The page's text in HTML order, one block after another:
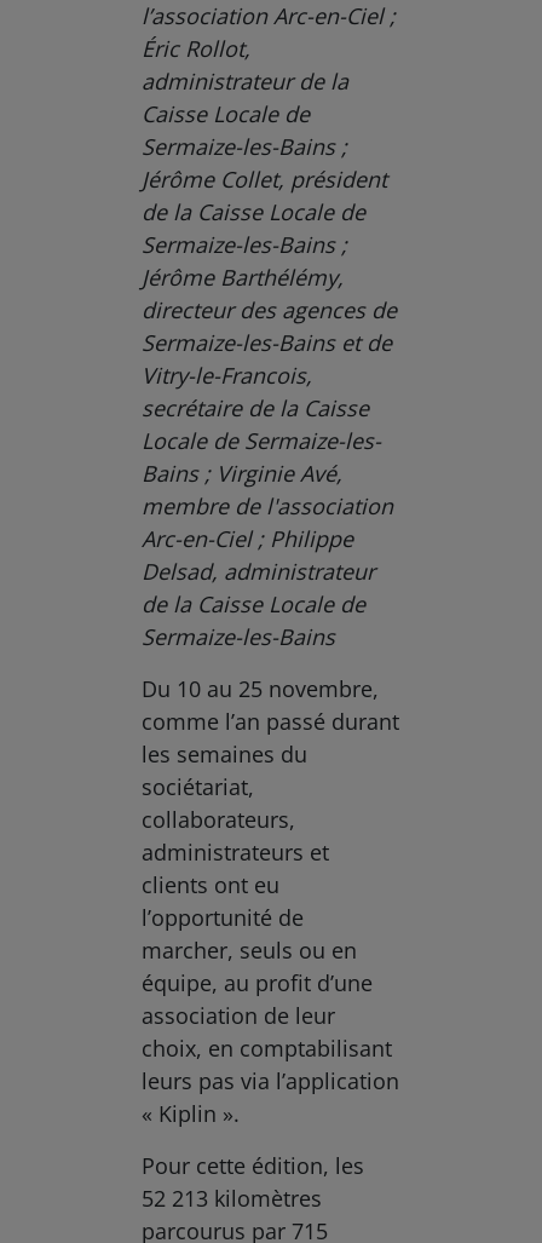
l’association Arc-en-Ciel ;
Éric Rollot,
administrateur de la
Caisse Locale de
Sermaize-les-Bains ;
Jérôme Collet, président
de la Caisse Locale de
Sermaize-les-Bains ;
Jérôme Barthélémy,
directeur des agences de
Sermaize-les-Bains et de
Vitry-le-Francois,
secrétaire de la Caisse
Locale de Sermaize-les-
Bains ; Virginie Avé,
membre de l'association
Arc-en-Ciel ; Philippe
Delsad, administrateur
de la Caisse Locale de
Sermaize-les-Bains
Du 10 au 25 novembre,
comme l’an passé durant
les semaines du
sociétariat,
collaborateurs,
administrateurs et
clients ont eu
l’opportunité de
marcher, seuls ou en
équipe, au profit d’une
association de leur
choix, en comptabilisant
leurs pas via l’application
« Kiplin ».
Pour cette édition, les
52 213 kilomètres
parcourus par 715